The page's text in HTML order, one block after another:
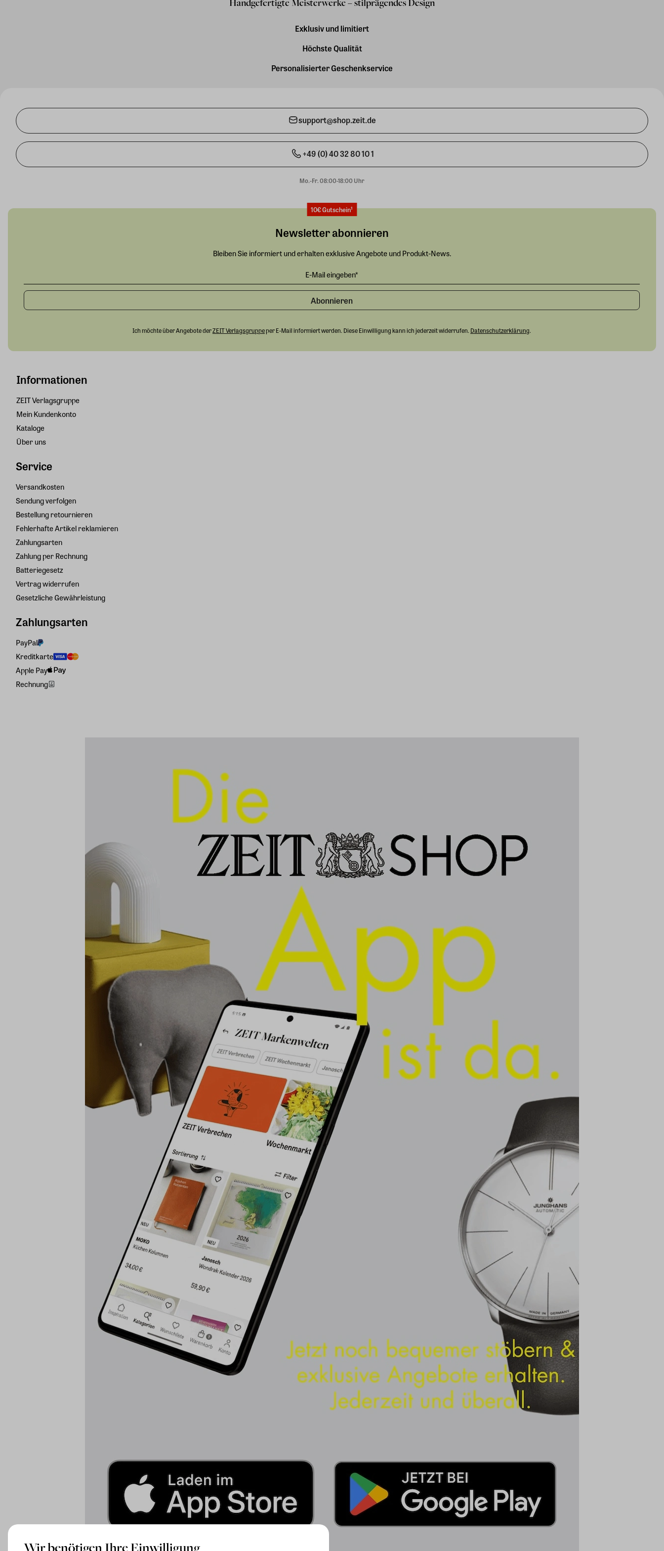
Handgefertigte Meisterwerke – stilprägendes Design
Exklusiv und limitiert
Höchste Qualität
Personalisierter Geschenkservice
support@shop.zeit.de
+49 (0) 40 32 80 10 1
Mo.-Fr. 08:00-18:00 Uhr
Informationen
ZEIT Verlagsgruppe
Mein Kundenkonto
Kataloge
Über uns
Service
Versandkosten
Sendung verfolgen
Bestellung retournieren
Fehlerhafte Artikel reklamieren
Zahlungsarten
Zahlung per Rechnung
Batteriegesetz
Vertrag widerrufen
Gesetzliche Gewährleistung
Zahlungsarten
PayPal
Kreditkarte
Apple Pay
Rechnung
10€ Gutschein¹
Newsletter abonnieren
Bleiben Sie informiert und erhalten exklusive Angebote und Produkt-News.
Abonnieren
Ich möchte über Angebote derZEIT Verlagsgruppeper E-Mail informiert werden. Diese Einwilligung kann ich jederzeit widerrufen. Datenschutzerklärung.